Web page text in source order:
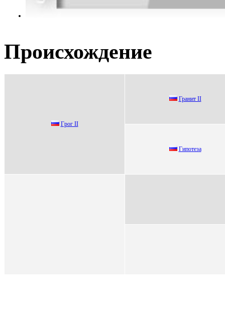
Происхождение
Гpoг II
Грaнит II
Гипотеза